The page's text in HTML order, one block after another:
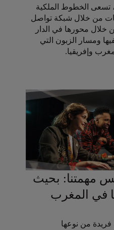
تسعى الخطوط الملكية
من خلال شبكة تواصل
خلال محورها في الدار
ومسار الزبون التي
وإفريقيا.
مهمتنا: بحيث
في المغرب
فريدة من نوعها